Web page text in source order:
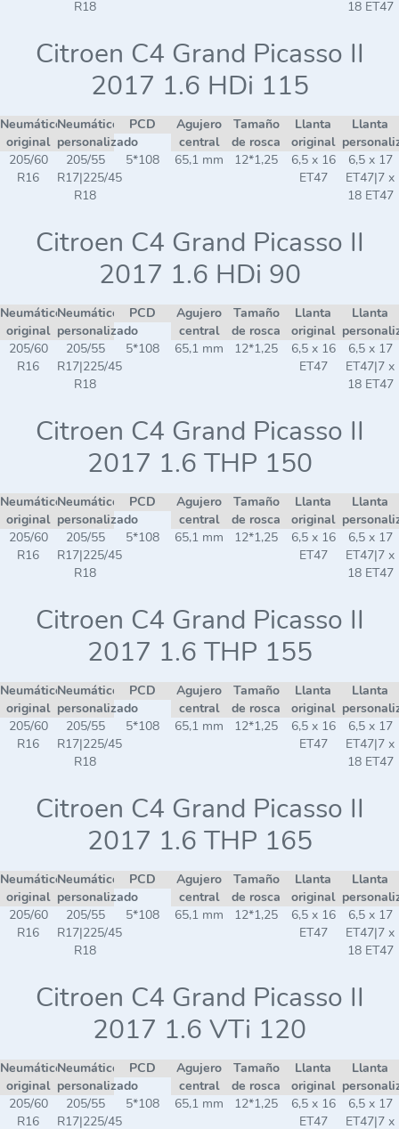
R18
18 ET47
Citroen C4 Grand Picasso II
2017 1.6 HDi 115
Neumático
original
Neumático
personalizado
PCD
Agujero
central
Tamaño
de rosca
Llanta
original
Llanta
205/60
R16
205/55
R17|225/45
R18
5*108 65,1 mm 12*1,25
6,5 x 16
ET47
6,5 x 17
ET47|7 x
18 ET47
Citroen C4 Grand Picasso II
2017 1.6 HDi 90
Neumático
original
Neumático
personalizado
PCD
Agujero
central
Tamaño
de rosca
Llanta
original
Llanta
205/60
R16
205/55
R17|225/45
R18
5*108 65,1 mm 12*1,25
6,5 x 16
ET47
6,5 x 17
ET47|7 x
18 ET47
Citroen C4 Grand Picasso II
2017 1.6 THP 150
Neumático
original
Neumático
personalizado
PCD
Agujero
central
Tamaño
de rosca
Llanta
original
Llanta
205/60
R16
205/55
R17|225/45
R18
5*108 65,1 mm 12*1,25
6,5 x 16
ET47
6,5 x 17
ET47|7 x
18 ET47
Citroen C4 Grand Picasso II
2017 1.6 THP 155
Neumático
original
Neumático
personalizado
PCD
Agujero
central
Tamaño
de rosca
Llanta
original
Llanta
205/60
R16
205/55
R17|225/45
R18
5*108 65,1 mm 12*1,25
6,5 x 16
ET47
6,5 x 17
ET47|7 x
18 ET47
Citroen C4 Grand Picasso II
2017 1.6 THP 165
Neumático
original
Neumático
personalizado
PCD
Agujero
central
Tamaño
de rosca
Llanta
original
Llanta
205/60
R16
205/55
R17|225/45
R18
5*108 65,1 mm 12*1,25
6,5 x 16
ET47
6,5 x 17
ET47|7 x
18 ET47
Citroen C4 Grand Picasso II
2017 1.6 VTi 120
Neumático
original
Neumático
personalizado
PCD
Agujero
central
Tamaño
de rosca
Llanta
original
Llanta
205/60
R16
205/55
R17|225/45
5*108 65,1 mm 12*1,25
6,5 x 16
ET47
6,5 x 17
ET47|7 x